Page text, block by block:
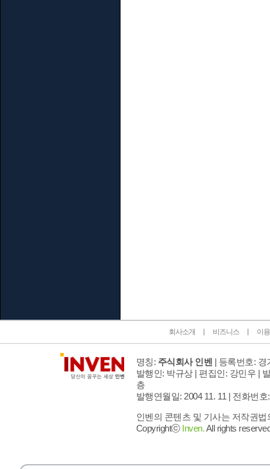
회사소개 비즈니스 이
명칭: 주식회사 인벤 | 등록번호: 경
발행인: 박규상 | 편집인: 강민우 |
층
발행연월일: 2004 11. 11 | 전화번호
인벤의 콘텐츠 및 기사는 저작권
Copyrightⓒ Inven.All rights